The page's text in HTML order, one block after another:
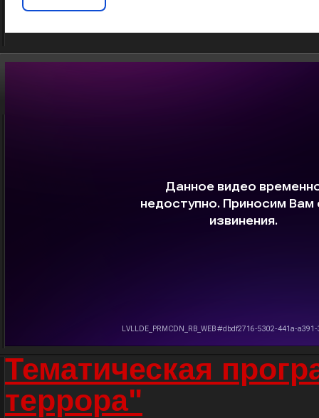
Тематическая
террора"